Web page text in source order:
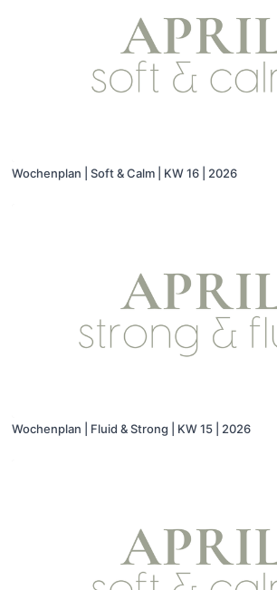
Wochenplan | Soft & Calm | KW 16 | 2026
Wochenplan | Fluid & Strong | KW 15 | 2026